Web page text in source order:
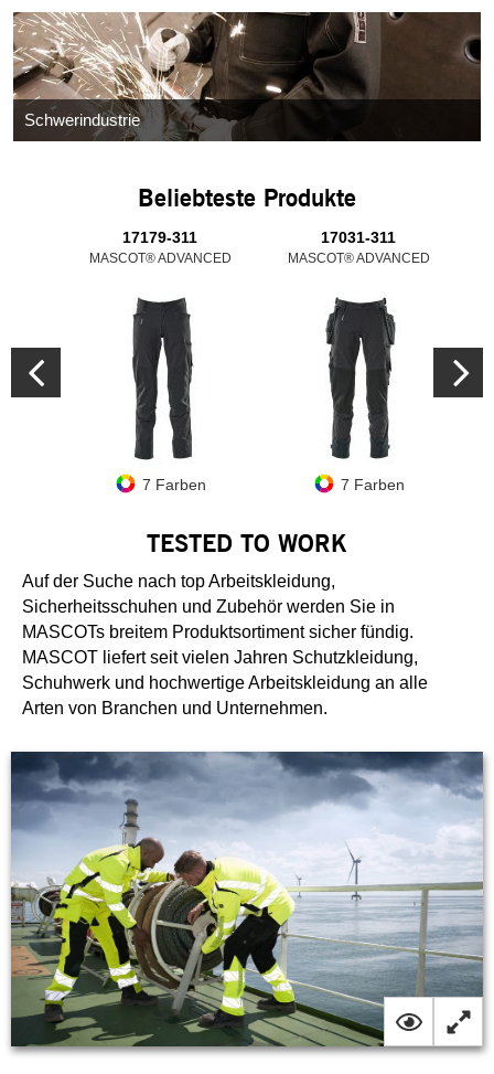
Schwerindustrie
Beliebteste Produkte
17179-311
MASCOT® ADVANCED
7 Farben
17031-311
MASCOT® ADVANCED
7 Farben
TESTED TO WORK
Auf der Suche nach top Arbeitskleidung,
Sicherheitsschuhen und Zubehör werden Sie in
MASCOTs breitem Produktsortiment sicher fündig.
MASCOT liefert seit vielen Jahren Schutzkleidung,
Schuhwerk und hochwertige Arbeitskleidung an alle
Arten von Branchen und Unternehmen.